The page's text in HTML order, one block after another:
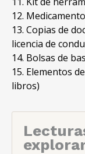
12.
13. Copias de
licencia de
14. Bolsas de
15. Elementos
libros)